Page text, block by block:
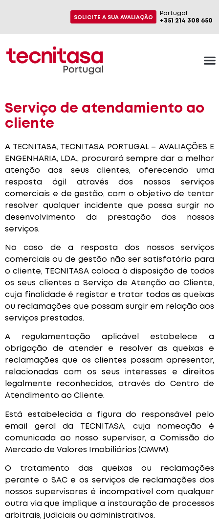
SOLICITE A SUA AVALIAÇÃO
Portugal
+351 214 308 650
Serviço de atendamiento ao
cliente
A TECNITASA, TECNITASA PORTUGAL – AVALIAÇÕES E
ENGENHARIA, LDA., procurará sempre dar a melhor
atenção aos seus clientes, oferecendo uma
resposta ágil através dos nossos serviços
comerciais e de gestão, com o objetivo de tentar
resolver qualquer incidente que possa surgir no
desenvolvimento da prestação dos nossos
serviços.
No caso de a resposta dos nossos serviços
comerciais ou de gestão não ser satisfatória para
o cliente, TECNITASA coloca à disposição de todos
os seus clientes o Serviço de Atenção ao Cliente,
cuja finalidade é registar e tratar todas as queixas
ou reclamações que possam surgir em relação aos
serviços prestados.
A regulamentação aplicável estabelece a
obrigação de atender e resolver as queixas e
reclamações que os clientes possam apresentar,
relacionadas com os seus interesses e direitos
legalmente reconhecidos, através do Centro de
Atendimento ao Cliente.
Está estabelecida a figura do responsável pelo
email geral da TECNITASA, cuja nomeação é
comunicada ao nosso supervisor, a Comissão do
Mercado de Valores Imobiliários (CMVM).
O tratamento das queixas ou reclamações
perante o SAC e os serviços de reclamações dos
nossos supervisores é incompatível com qualquer
outra via que implique a instauração de processos
arbitrais, judiciais ou administrativos.